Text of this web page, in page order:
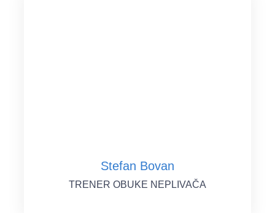
Stefan Bovan
TRENER OBUKE NEPLIVAČA